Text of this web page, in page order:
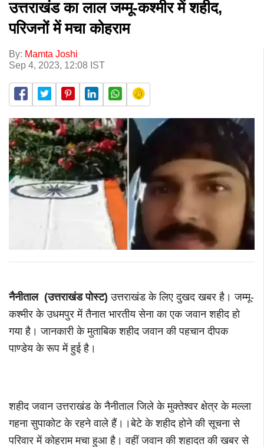
उत्तराखंड का लाल जम्मू-कश्मीर में शहीद,
परिजनों में मचा कोहराम
By: Mamta Joshi
Sep 4, 2023, 12:08 IST
नैनीताल (उत्तराखंड पोस्ट) उत्तराखंड के लिए दुखद खबर है। जम्मू-
कश्मीर के उधमपुर में तैनात भारतीय सेना का एक जवान शहीद हो
गया है। जानकारी के मुताबिक शहीद जवान की पहचान दीपक
पाण्डेय के रूप में हुई है।
शहीद जवान उत्तराखंड के नैनीताल जिले के मुक्तेश्वर क्षेत्र के मल्ला
गहना सुपाकोट के रहने वाले हैं।।बेटे के शहीद होने की सूचना से
परिवार में कोहराम मचा हुआ है। वहीं जवान की शहादत की खबर से